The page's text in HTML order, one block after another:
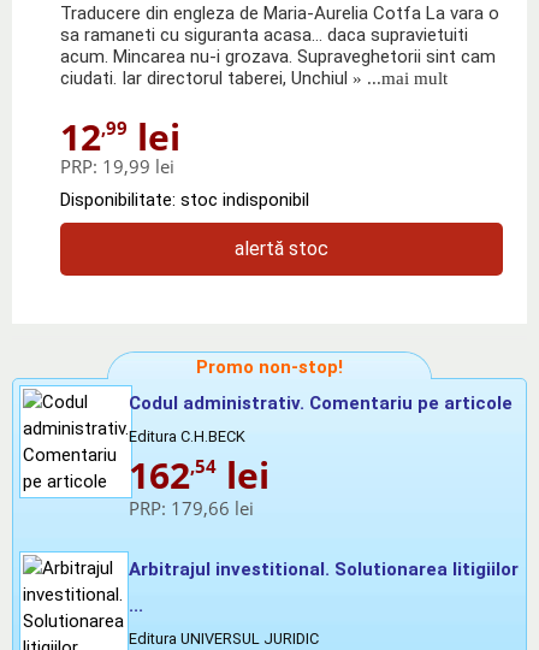
Traducere din engleza de Maria-Aurelia Cotfa La vara o
sa ramaneti cu siguranta acasa... daca supravietuiti
acum. Mincarea nu-i grozava. Supraveghetorii sint cam
ciudati. Iar directorul taberei, Unchiul » ...mai mult
12,99 lei
PRP: 19,99 lei
Disponibilitate: stoc indisponibil
alertă stoc
Promo non-stop!
Codul administrativ. Comentariu pe articole
Editura C.H.BECK
162,54 lei
PRP: 179,66 lei
Arbitrajul investitional. Solutionarea litigiilor
...
Editura UNIVERSUL JURIDIC